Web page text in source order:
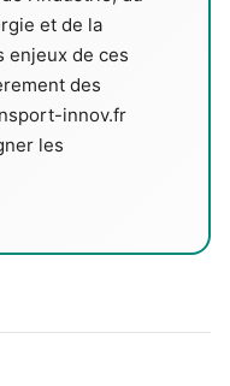
et de la
enjeux de ces
des
innov.fr
les